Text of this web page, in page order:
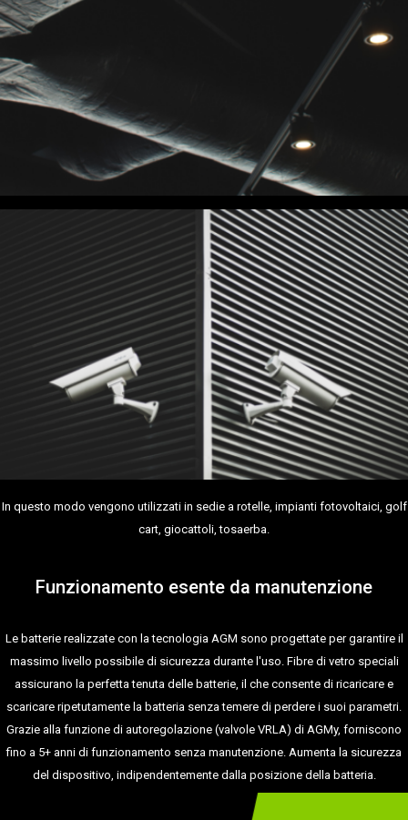
In questo modo vengono utilizzati in sedie a rotelle, impianti fotovoltaici, golf
cart, giocattoli, tosaerba.
Funzionamento esente da manutenzione
Le batterie realizzate con la tecnologia AGM sono progettate per garantire il
massimo livello possibile di sicurezza durante l'uso. Fibre di vetro speciali
assicurano la perfetta tenuta delle batterie, il che consente di ricaricare e
scaricare ripetutamente la batteria senza temere di perdere i suoi parametri.
Grazie alla funzione di autoregolazione (valvole VRLA) di AGMy, forniscono
fino a 5+ anni di funzionamento senza manutenzione. Aumenta la sicurezza
del dispositivo, indipendentemente dalla posizione della batteria.